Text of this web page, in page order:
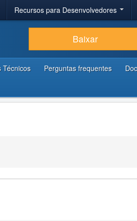
Recursos para Desenvolvedores
Baixar
Técnicos Perguntas frequentes